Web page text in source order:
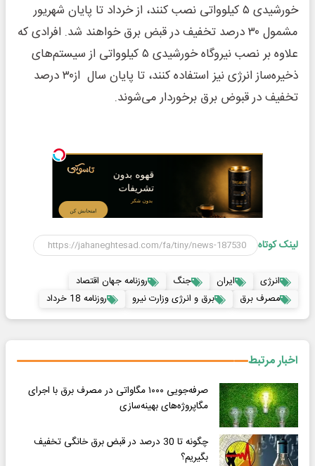
خورشیدی ۵ کیلوواتی نصب کنند، از خرداد تا پایان شهریور
مشمول ۳۰ درصد تخفیف در قبض برق خواهند شد. افرادی که
علاوه بر نصب نیروگاه خورشیدی ۵ کیلوواتی از سیستم‌های
ذخیره‌ساز انرژی نیز استفاده کنند، تا پایان سال از۳۰ درصد
تخفیف در قبوض برق برخوردار می‌شوند.
لینک کوتاه
انرژی ایران جنگ
روزنامه جهان اقتصاد
مصرف برق
برق و انرژی وزارت نیرو روزنامه 18 خرداد
اخبار مرتبط
صرفه‌جویی ۱۰۰۰ مگاواتی در مصرف برق با اجرای
مگاپروژه‌های بهینه‌سازی
چگونه تا 30 درصد در قبض برق خانگی تخفیف
بگیریم؟